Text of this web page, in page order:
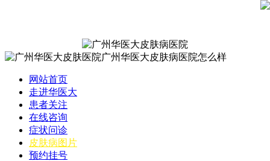
网站首页
走进华医大
患者关注
在线咨询
症状问诊
皮肤病图片
预约挂号